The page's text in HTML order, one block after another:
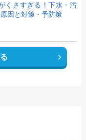
くさすぎる！下水・汚
因と対策・予防策